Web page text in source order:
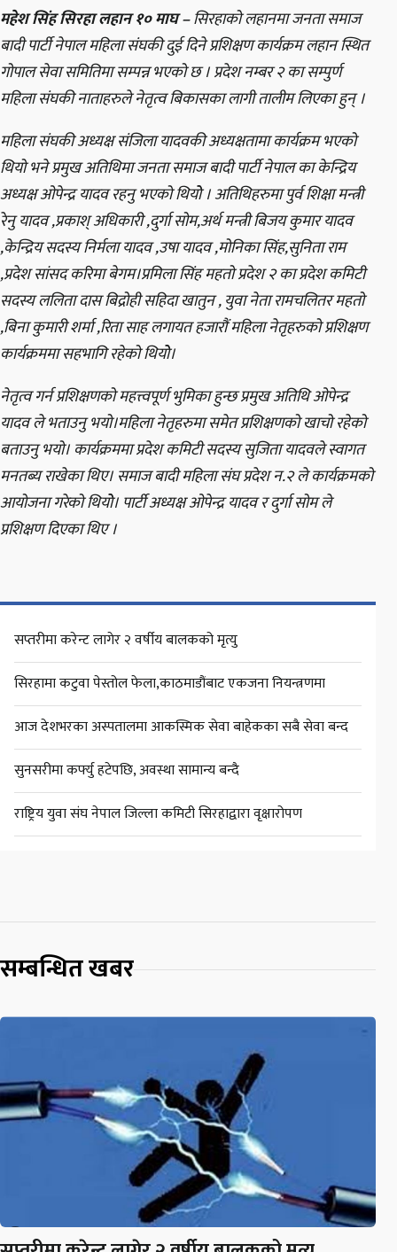
महेश सिंह सिरहा लहान १० माघ –सिरहाको लहानमा जनता समाज
बादी पार्टी नेपाल महिला संघकी दुई दिने प्रशिक्षण कार्यक्रम लहान स्थित
गोपाल सेवा समितिमा सम्पन्न भएको छ । प्रदेश नम्बर २ का सम्पुर्ण
महिला संघकी नाताहरुले नेतृत्व बिकासका लागी तालीम लिएका हुन् ।
महिला संघकी अध्यक्ष संजिला यादवकी अध्यक्षतामा कार्यक्रम भएको
थियो भने प्रमुख अतिथिमा जनता समाज बादी पार्टी नेपाल का केन्द्रिय
अध्यक्ष ओपेन्द्र यादव रहनु भएको थियोे । अतिथिहरुमा पुर्व शिक्षा मन्त्री
रेनु यादव ,प्रकाश् अधिकारी ,दुर्गा सोम,अर्थ मन्त्री बिजय कुमार यादव
,केन्द्रिय सदस्य निर्मला यादव ,उषा यादव ,मोनिका सिंह,सुनिता राम
,प्रदेश सांसद करिमा बेगम।प्रमिला सिंह महतो प्रदेश २ का प्रदेश कमिटी
सदस्य ललिता दास बिद्रोही सहिदा खातुन , युवा नेता रामचलितर महतो
,बिना कुमारी शर्मा ,रिता साह लगायत हजारौं महिला नेतृहरुको प्रशिक्षण
कार्यक्रममा सहभागि रहेको थियोे।
नेतृत्व गर्न प्रशिक्षणको महत्त्वपूर्ण भुमिका हुन्छ प्रमुख अतिथि ओपेन्द्र
यादव ले भताउनु भयो।महिला नेतृहरुमा समेत प्रशिक्षणको खाचो रहेको
बताउनु भयो। कार्यक्रममा प्रदेश कमिटी सदस्य सुजिता यादवले स्वागत
मनतब्य राखेका थिए। समाज बादी महिला संघ प्रदेश न.२ ले कार्यक्रमको
आयोजना गरेको थियोे। पार्टी अध्यक्ष ओपेन्द्र यादव र दुर्गा सोम ले
प्रशिक्षण दिएका थिए ।
सप्तरीमा करेन्ट लागेर २ वर्षीय बालकको मृत्यु
सिरहामा कटुवा पेस्तोल फेला,काठमाडौंबाट एकजना नियन्त्रणमा
आज देशभरका अस्पतालमा आकस्मिक सेवा बाहेकका सबै सेवा बन्द
सुनसरीमा कर्फ्यु हटेपछि, अवस्था सामान्य बन्दै
राष्ट्रिय युवा संघ नेपाल जिल्ला कमिटी सिरहाद्वारा वृक्षारोपण
सम्बन्धित खबर